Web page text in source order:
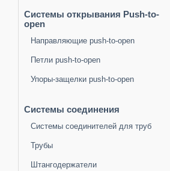
Системы открывания Push-to-
open
Направляющие push-to-open
Петли push-to-open
Упоры-защелки push-to-open
Системы соединения
Системы соединителей для труб
Трубы
Штангодержатели